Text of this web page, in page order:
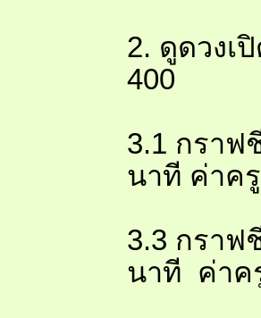
2. ดูดวงเ
400
3.1 กราฟ
นาที ค่าค
3.3 กราฟ
นาที ค่าค